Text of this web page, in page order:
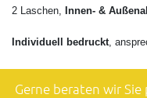
2 Laschen, Innen- &
Individuell bedruckt ,
Gerne beraten wir Sie